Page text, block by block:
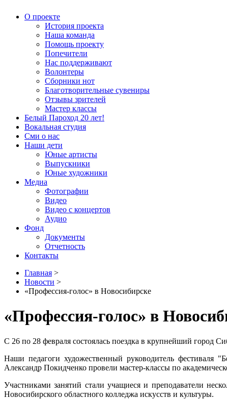
О проекте
История проекта
Наша команда
Помощь проекту
Попечители
Нас поддерживают
Волонтеры
Сборники нот
Благотворительные сувениры
Отзывы зрителей
Мастер классы
Белый Пароход 20 лет!
Вокальная студия
Сми о нас
Наши дети
Юные артисты
Выпускники
Юные художники
Медиа
Фотографии
Видео
Видео с концертов
Аудио
Фонд
Документы
Отчетность
Контакты
Главная >
Новости >
«Профессия-голос» в Новосибирске
«Профессия-голос» в
С 26 по 28 февраля состоялась поездка в крупнейший город
Наши педагоги художественный руководитель
Александр Покидченко провели мастер-классы по
Участниками занятий стали учащиеся и преподаватели
Новосибирского областного колледжа искусств и культуры.